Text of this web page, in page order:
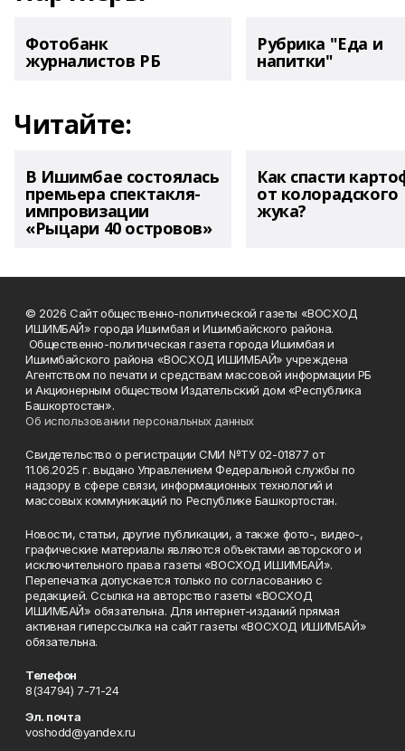
Фотобанк
журналистов РБ
Рубрика "Еда и
напитки"
Читайте:
В Ишимбае состоялась
премьера спектакля-
импровизации
«Рыцари 40 островов»
Как спасти
от колорадского
жука?
© 2026 Сайт общественно-политической газеты «ВОСХОД
ИШИМБАЙ» города Ишимбая и Ишимбайского района.
Общественно-политическая газета города Ишимбая и
Ишимбайского района «ВОСХОД ИШИМБАЙ» учреждена
Агентством по печати и средствам массовой информации РБ
и Акционерным обществом Издательский дом «Республика
Башкортостан».
Об использовании персональных данных
Свидетельство о регистрации СМИ №ТУ 02-01877 от
11.06.2025 г. выдано Управлением Федеральной службы по
надзору в сфере связи, информационных технологий и
массовых коммуникаций по Республике Башкортостан.
Новости, статьи, другие публикации, а также фото-, видео-,
графические материалы являются объектами авторского и
исключительного права газеты «ВОСХОД ИШИМБАЙ».
Перепечатка допускается только по согласованию с
редакцией. Ссылка на авторство газеты «ВОСХОД
ИШИМБАЙ» обязательна. Для интернет-изданий прямая
активная гиперссылка на сайт газеты «ВОСХОД ИШИМБАЙ»
обязательна.
Телефон
8(34794) 7-71-24
Эл. почта
voshodd@yandex.ru